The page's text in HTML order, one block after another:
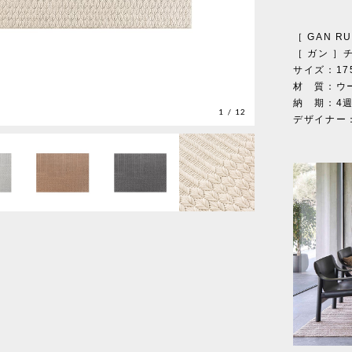
1 / 12
［ GAN
［ ガン ］
サイズ：
材 質：ウ
納 期：4週
デザイナ